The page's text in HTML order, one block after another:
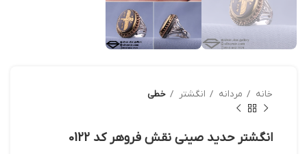
خانه مردانه انگشتر خطی
انگشتر حدید صینی نقش فروهر کد 0122